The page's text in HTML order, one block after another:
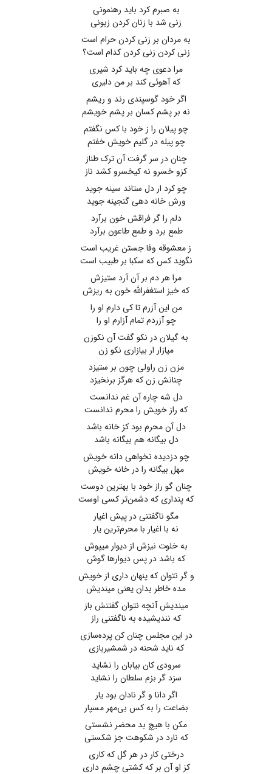
به صبرم کرد باید رهنمونی
زنی شد با زنان کردن زبونی
به مردان بر زنی کردن حرام است
زنی کردن زنی کردن کدام است؟
مرا دعوی چه باید کرد شیری
که آهوئی کند بر من دلیری
اگر خود گوسپندی رند و ریشم
نه بر پشم کسان بر پشم خویشم
چو پیلان را ز خود با کس نگفتم
چو پیله در گلیم خویش خفتم
چنان در سر گرفت آن ترک طناز
کزو خسرو نه کیخسرو کشد ناز
چو کرد ار دل ستاند سینه جوید
ورش خانه دهی گنجینه جوید
دلم را گر فراقش خون برآرد
طمع برد و طمع طاعون برآرد
ز معشوقه وفا جستن غریب است
نگوید کس که سکبا بر طبیب است
مرا هر دم بر آن آرد ستیزش
که خیز استغفرالله خون به ریزش
من این آزرم تا کی دارم او را
چو آزردم تمام آزارم او را
به گیلان در نکو گفت آن نکوزن
میازار ار بیازاری نکو زن
مزن زن راولی چون بر ستیزد
چنانش زن که هرگز برنخیزد
دل شه چاره آن غم ندانست
که راز خویش را محرم ندانست
دل آن محرم بود کز خانه باشد
دل بیگانه هم بیگانه باشد
چو دزدیده نخواهی دانه خویش
مهل بیگانه را در خانه خویش
چنان گو راز خود با بهترین دوست
که پنداری که دشمن‌تر کسی اوست
مگو ناگفتنی در پیش اغیار
نه با اغیار با محرم‌ترین یار
به خلوت نیزش از دیوار میپوش
که باشد در پس دیوارها گوش
و گر نتوان که پنهان داری از خویش
مده خاطر بدان یعنی میندیش
میندیش آنچه نتوان گفتنش باز
که نندیشیده به ناگفتنی راز
در این مجلس چنان کن پرده‌سازی
که ناید شحنه در شمشیربازی
سرودی کان بیابان را نشاید
سزد گر بزم سلطان را نشاید
اگر دانا و گر نادان بود یار
بضاعت را به کس بی‌مهر مسپار
مکن با هیچ بد محضر نشستی
که نارد در شکوهت جز شکستی
درختی کار در هر گل که کاری
کز او آن بر که کشتی چشم داری